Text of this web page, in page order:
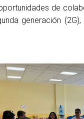
de
generación